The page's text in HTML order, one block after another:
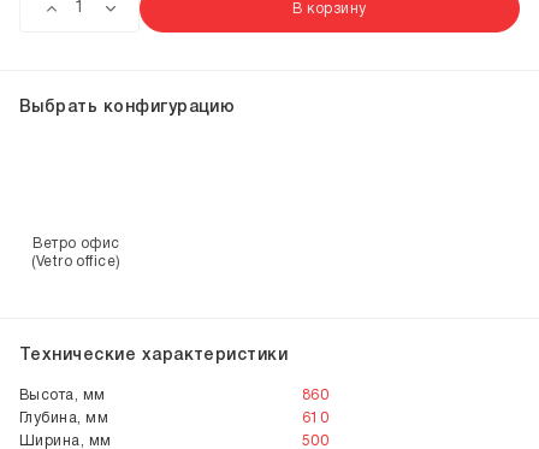
В корзину
Выбрать конфигурацию
Ветро офис
(Vetro office)
Технические характеристики
Высота, мм
860
Глубина, мм
610
Ширина, мм
500